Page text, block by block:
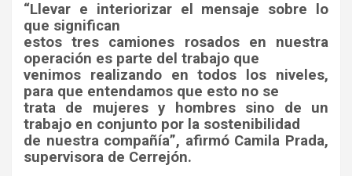
“Llevar e interiorizar el mensaje sobre lo
que significan
estos tres camiones rosados en nuestra
operación es parte del trabajo que
venimos realizando en todos los niveles,
para que entendamos que esto no se
trata de mujeres y hombres sino de un
trabajo en conjunto por la sostenibilidad
de nuestra compañía”, afirmó Camila Prada,
supervisora de Cerrejón.